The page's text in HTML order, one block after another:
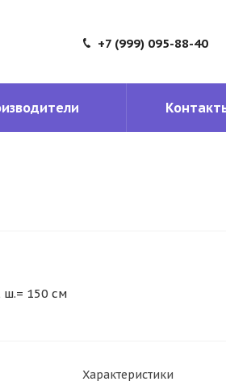
+7 (999) 095-88-40
ш.= 150 см
Характеристики